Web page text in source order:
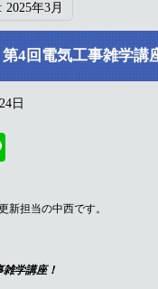
:2025年3月
第4回電気工事雑学講
日
新担当の中西です。
学講座！